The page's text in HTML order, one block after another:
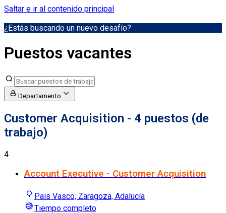
Saltar e ir al contenido principal
¿Estás buscando un nuevo desafío?
Puestos vacantes
Departamento
Customer Acquisition - 4 puestos (de
trabajo)
4
Account Executive - Customer Acquisition
Pais Vasco, Zaragoza, Adalucía
Tiempo completo